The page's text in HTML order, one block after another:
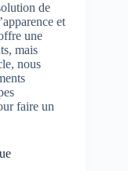
de
et
une
mais
nous
faire un